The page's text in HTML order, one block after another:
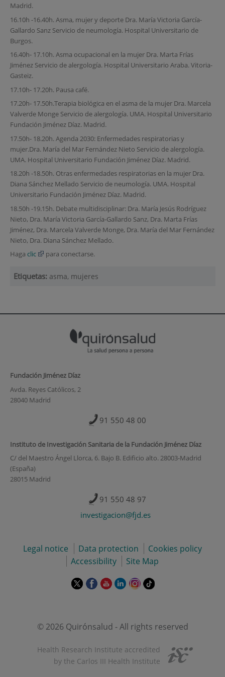
Madrid.
16.10h -16.40h. Asma, mujer y deporte Dra. María Victoria García-
Gallardo Sanz Servicio de neumología. Hospital Universitario de
Burgos.
16.40h- 17.10h. Asma ocupacional en la mujer Dra. Marta Frías
Jiménez Servicio de alergología. Hospital Universitario Araba. Vitoria-
Gasteiz.
17.10h- 17.20h. Pausa café.
17.20h- 17.50h.Terapia biológica en el asma de la mujer Dra. Marcela
Valverde Monge Servicio de alergología. UMA. Hospital Universitario
Fundación Jiménez Díaz. Madrid.
17.50h- 18.20h. Agenda 2030: Enfermedades respiratorias y
mujer.Dra. María del Mar Fernández Nieto Servicio de alergología.
UMA. Hospital Universitario Fundación Jiménez Díaz. Madrid.
18.20h -18.50h. Otras enfermedades respiratorias en la mujer Dra.
Diana Sánchez Mellado Servicio de neumología. UMA. Hospital
Universitario Fundación Jiménez Díaz. Madrid.
18.50h -19.15h. Debate multidisciplinar: Dra. María Jesús Rodríguez
Nieto, Dra. María Victoria García-Gallardo Sanz, Dra. Marta Frías
Jiménez, Dra. Marcela Valverde Monge, Dra. María del Mar Fernández
Nieto, Dra. Diana Sánchez Mellado.
Haga clic para conectarse.
Etiquetas: asma, mujeres
Fundación Jiménez Díaz
Avda. Reyes Católicos, 2
28040 Madrid
91 550 48 00
Instituto de Investigación Sanitaria de la Fundación Jiménez Díaz
C/ del Maestro Ángel Llorca, 6. Bajo B. Edificio alto. 28003-Madrid
(España)
28015 Madrid
91 550 48 97
investigacion@fjd.es
Legal notice Data protection
Cookies policy
Accessibility
Site Map
This
in
pop-
up
window.
This
in
pop-
window.
This
in
pop-
window.
This
in
up
window.
This
in
pop-
window.
Link
© 2026 Quirónsalud - All rights reserved
Health Research Institute accredited
by the Carlos III Health Institute